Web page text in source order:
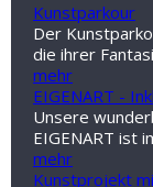
Kunstparkour
Der
die ihrer
mehr
EIGENART -
Unsere
EIGENART ist
mehr
Kunstprojekt